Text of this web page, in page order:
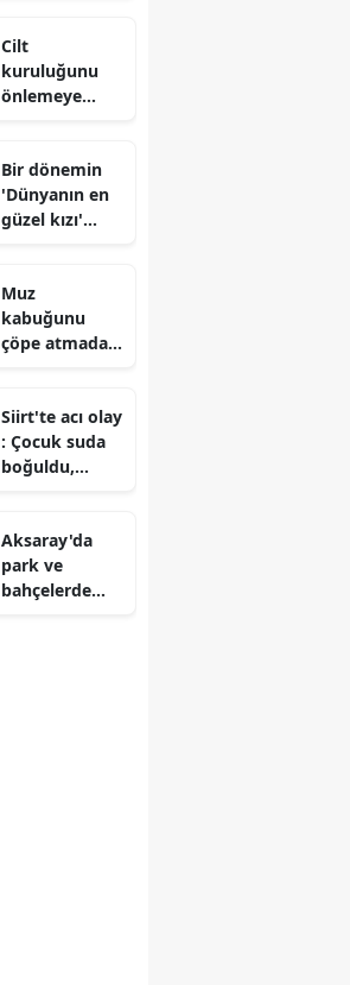
mi?
Cilt
kuruluğunu
önlemeye
Doğru ürün
seçimi büyük
fark yaratıyor
Bir dönemin
'Dünyanın en
güzel kızı'
oldu
Muz
kabuğunu
çöpe atmadan
: İşte
değerlendirebi
leceğiniz 6
Siirt'te acı olay
: Çocuk suda
boğuldu,
kapıldı
Aksaray'da
park ve
bahçelerde